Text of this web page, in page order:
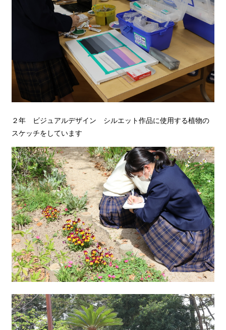
２年 ビジュアルデザイン シルエット作品に使用する植物の
スケッチをしています